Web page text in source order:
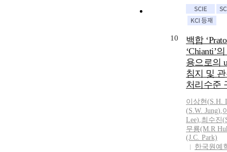
10
백합
‘Chianti’
용으로의
침지 및
처리수준
이상현(S.H.
(S.W. Jung),
Lee),최수진(
무룡(M.R
(J.C. Park)
한국원예